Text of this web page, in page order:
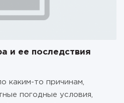
и ее последствия
каким-то причинам,
погодные условия,